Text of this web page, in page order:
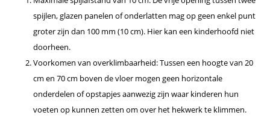
spijlen, glazen panelen of onderlatten mag op geen enkel punt
groter zijn dan 100 mm (10 cm). Hier kan een kinderhoofd niet
doorheen.
Voorkomen van overklimbaarheid: Tussen een hoogte van 20
cm en 70 cm boven de vloer mogen geen horizontale
onderdelen of opstapjes aanwezig zijn waar kinderen hun
voeten op kunnen zetten om over het hekwerk te klimmen.